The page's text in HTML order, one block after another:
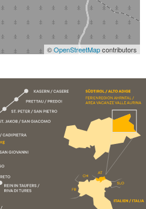
©OpenStreetMapcontributors